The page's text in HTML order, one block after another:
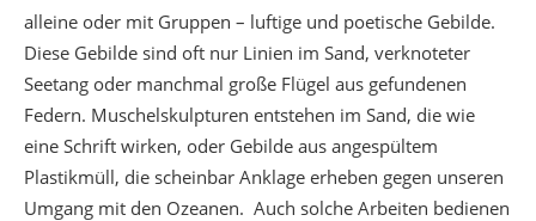
alleine oder mit Gruppen – luftige und poetische Gebilde.
Diese Gebilde sind oft nur Linien im Sand, verknoteter
Seetang oder manchmal große Flügel aus gefundenen
Federn. Muschelskulpturen entstehen im Sand, die wie
eine Schrift wirken, oder Gebilde aus angespültem
Plastikmüll, die scheinbar Anklage erheben gegen unseren
Umgang mit den Ozeanen. Auch solche Arbeiten bedienen